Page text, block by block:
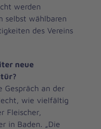
werden
selbst wählbaren
des Vereins
neue
Gespräch an der
wie vielfältig
Fleischer,
in Baden. „Die